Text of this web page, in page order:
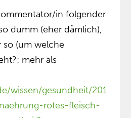
in folgender
dumm (eher dämlich),
(um welche
mehr als
wissen/gesundheit/201
rotes-fleisch-